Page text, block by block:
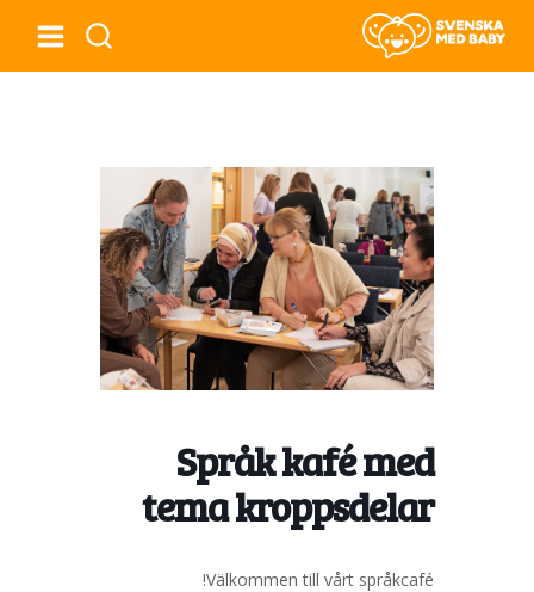
Språk kafé med
tema kroppsdelar
Välkommen till vårt språkcafé!